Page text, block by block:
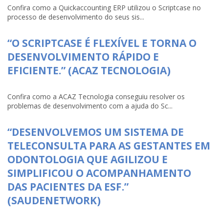
Confira como a Quickaccounting ERP utilizou o Scriptcase no
processo de desenvolvimento do seus sis...
“O SCRIPTCASE É FLEXÍVEL E TORNA O
DESENVOLVIMENTO RÁPIDO E
EFICIENTE.” (ACAZ TECNOLOGIA)
Confira como a ACAZ Tecnologia conseguiu resolver os
problemas de desenvolvimento com a ajuda do Sc...
“DESENVOLVEMOS UM SISTEMA DE
TELECONSULTA PARA AS GESTANTES EM
ODONTOLOGIA QUE AGILIZOU E
SIMPLIFICOU O ACOMPANHAMENTO
DAS PACIENTES DA ESF.”
(SAUDENETWORK)